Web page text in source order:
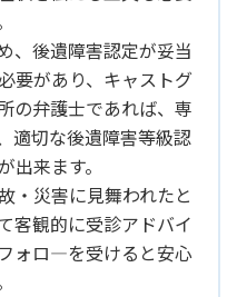
、後遺障害認定が妥当
要があり、キャストグ
の弁護士であれば、専
適切な後遺障害等級認
出来ます。
・災害に見舞われたと
客観的に受診アドバイ
ォロ―を受けると安心